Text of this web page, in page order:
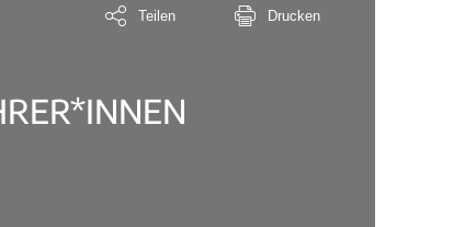
Teilen Drucken